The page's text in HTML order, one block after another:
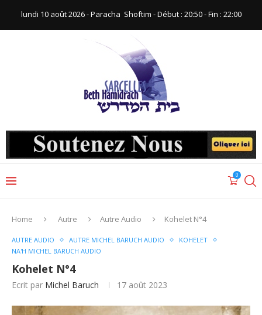
lundi 10 août 2026 - Paracha ‪ Shoftim‬ - Début : 20:50‬ - Fin : ‪22:00‬
0
Home Autre Autre Audio Kohelet N°4
AUTRE AUDIO AUTRE MICHEL BARUCH AUDIO
KOHELET
NA'H MICHEL BARUCH AUDIO
Kohelet N°4
Ecrit par Michel Baruch 17 août 2023